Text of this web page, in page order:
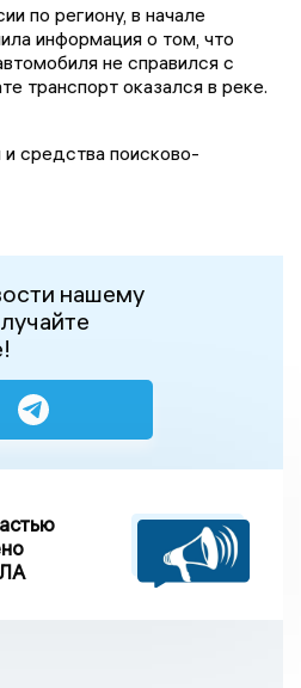
по региону, в начале
информация о том, что
не справился с
транспорт оказался в реке.
средства поисково-
нашему